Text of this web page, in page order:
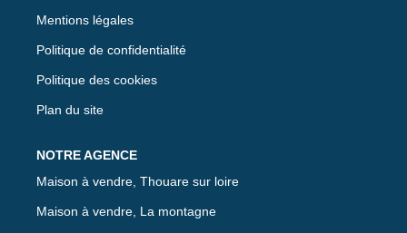
Mentions légales
Politique de confidentialité
Politique des cookies
Plan du site
Maison à vendre, Thouare sur loire
Maison à vendre, La montagne